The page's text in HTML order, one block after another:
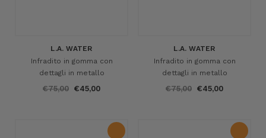
L.A. WATER
Infradito in gomma con
dettagli in metallo
€75,00 €45,00
L.A. WATER
Infradito in gomma con
dettagli in metallo
€75,00 €45,00